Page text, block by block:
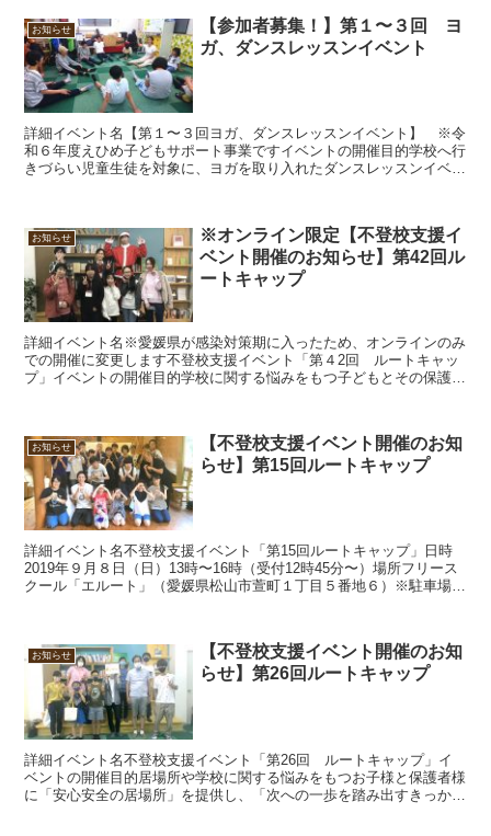
お知らせ
【参加者募集！】第１〜３回 ヨ
ガ、ダンスレッスンイベント
詳細イベント名【第１〜３回ヨガ、ダンスレッスンイベント】 ※令
和６年度えひめ子どもサポート事業ですイベントの開催目的学校へ行
きづらい児童生徒を対象に、ヨガを取り入れたダンスレッスンイベン
お知らせ
※オンライン限定【不登校支援イ
ベント開催のお知らせ】第42回ル
ートキャップ
詳細イベント名※愛媛県が感染対策期に入ったため、オンラインのみ
での開催に変更します不登校支援イベント「第４2回 ルートキャッ
プ」イベントの開催目的学校に関する悩みをもつ子どもとその保護者
お知らせ
【不登校支援イベント開催のお知
らせ】第15回ルートキャップ
詳細イベント名不登校支援イベント「第15回ルートキャップ」日時
2019年９月８日（日）13時〜16時（受付12時45分〜）場所フリース
クール「エルート」（愛媛県松山市萱町１丁目５番地６）※駐車場は
お知らせ
【不登校支援イベント開催のお知
らせ】第26回ルートキャップ
詳細イベント名不登校支援イベント「第26回 ルートキャップ」イ
ベントの開催目的居場所や学校に関する悩みをもつお子様と保護者様
に「安心安全の居場所」を提供し、「次への一歩を踏み出すきっか